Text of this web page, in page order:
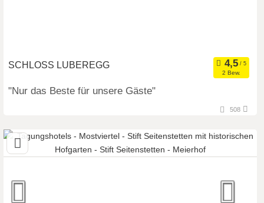
SCHLOSS LUBEREGG
2 Bew.
"Nur das Beste für unsere Gäste"
Kongresszentrum
Seminarteilnehmer: 180
508